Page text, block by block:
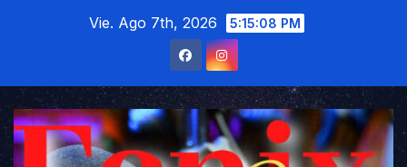
Vie. Ago 7th, 2026 5:15:09 PM